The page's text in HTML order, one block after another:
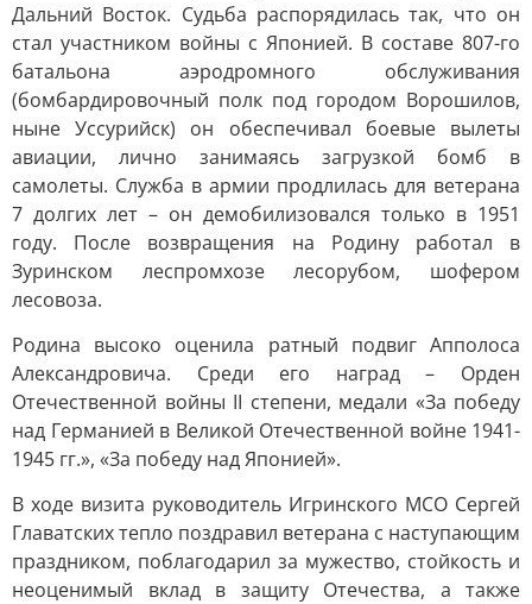
Дальний Восток. Судьба распорядилась так, что он
стал участником войны с Японией. В составе 807-го
батальона аэродромного обслуживания
(бомбардировочный полк под городом Ворошилов,
ныне Уссурийск) он обеспечивал боевые вылеты
авиации, лично занимаясь загрузкой бомб в
самолеты. Служба в армии продлилась для ветерана
7 долгих лет – он демобилизовался только в 1951
году. После возвращения на Родину работал в
Зуринском леспромхозе лесорубом, шофером
лесовоза.
Родина высоко оценила ратный подвиг Апполоса
Александровича. Среди его наград – Орден
Отечественной войны II степени, медали «За победу
над Германией в Великой Отечественной войне 1941-
1945 гг.», «За победу над Японией».
В ходе визита руководитель Игринского МСО Сергей
Главатских тепло поздравил ветерана с наступающим
праздником, поблагодарил за мужество, стойкость и
неоценимый вклад в защиту Отечества, а также